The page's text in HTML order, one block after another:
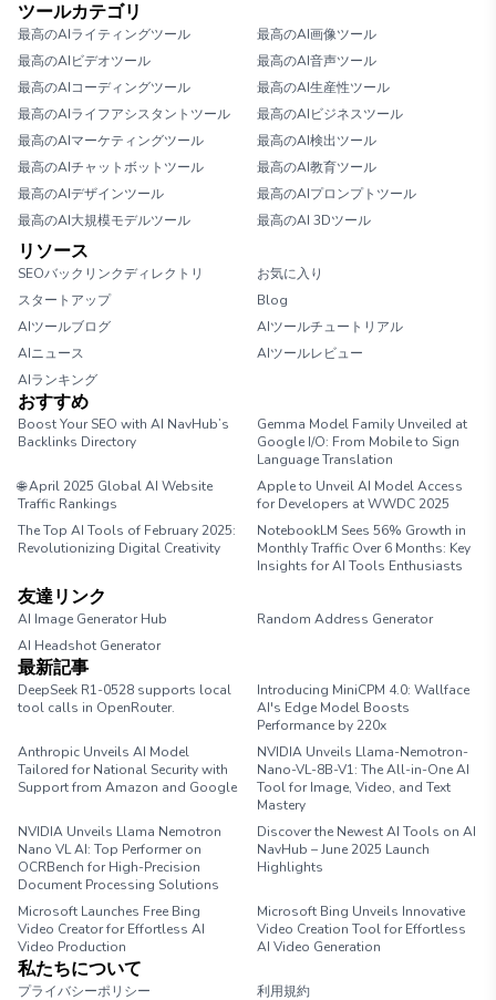
ツールカテゴリ
最高のAIライティングツール
最高のAI画像ツール
最高のAIビデオツール
最高のAI音声ツール
最高のAIコーディングツール
最高のAI生産性ツール
最高のAIライフアシスタントツール
最高のAIビジネスツール
最高のAIマーケティングツール
最高のAI検出ツール
最高のAIチャットボットツール
最高のAI教育ツール
最高のAIデザインツール
最高のAIプロンプトツール
最高のAI大規模モデルツール
最高のAI 3Dツール
リソース
SEOバックリンクディレクトリ
お気に入り
スタートアップ
Blog
AIツールブログ
AIツールチュートリアル
AIニュース
AIツールレビュー
AIランキング
おすすめ
Boost Your SEO with AI NavHub’s
Backlinks Directory
Gemma Model Family Unveiled at
Google I/O: From Mobile to Sign
Language Translation
🌐 April 2025 Global AI Website
Traffic Rankings
Apple to Unveil AI Model Access
for Developers at WWDC 2025
The Top AI Tools of February 2025:
Revolutionizing Digital Creativity
NotebookLM Sees 56% Growth in
Monthly Traffic Over 6 Months: Key
Insights for AI Tools Enthusiasts
友達リンク
AI Image Generator Hub
Random Address Generator
AI Headshot Generator
最新記事
DeepSeek R1-0528 supports local
tool calls in OpenRouter.
Introducing MiniCPM 4.0: Wallface
AI's Edge Model Boosts
Performance by 220x
Anthropic Unveils AI Model
Tailored for National Security with
Support from Amazon and Google
NVIDIA Unveils Llama-Nemotron-
Nano-VL-8B-V1: The All-in-One AI
Tool for Image, Video, and Text
Mastery
NVIDIA Unveils Llama Nemotron
Nano VL AI: Top Performer on
OCRBench for High-Precision
Document Processing Solutions
Discover the Newest AI Tools on AI
NavHub – June 2025 Launch
Highlights
Microsoft Launches Free Bing
Video Creator for Effortless AI
Video Production
Microsoft Bing Unveils Innovative
Video Creation Tool for Effortless
AI Video Generation
私たちについて
プライバシーポリシー 利用規約